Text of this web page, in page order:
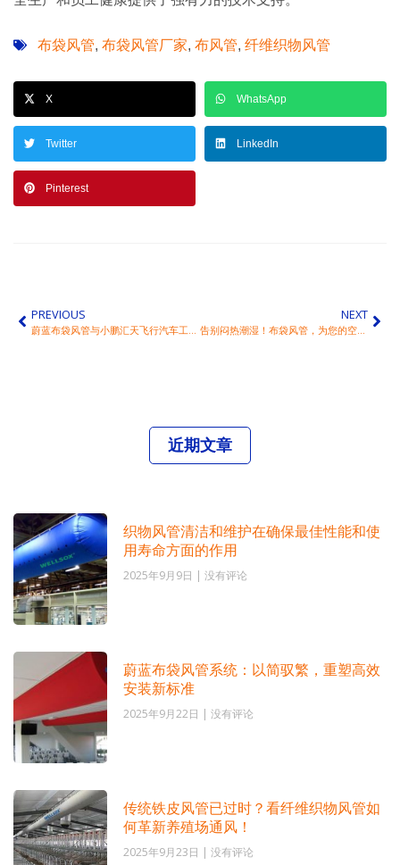
布袋风管, 布袋风管厂家, 布风管, 纤维织物风管
X WhatsApp
Twitter LinkedIn
Pinterest
PREVIOUS NEXT
告别闷热潮湿！布袋风管，为您的空间装上“会呼吸”的清风系统
近期文章
织物风管清洁和维护在确保最佳性能和使
用寿命方面的作用
2025年9月9日
没有评论
蔚蓝布袋风管系统：以简驭繁，重塑高效
安装新标准
2025年9月22日
没有评论
传统铁皮风管已过时？看纤维织物风管如
何革新养殖场通风！
2025年9月23日
没有评论